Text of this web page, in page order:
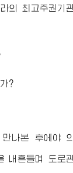
의 최고주권기
?
만나본 후에야
내흔들며 도로